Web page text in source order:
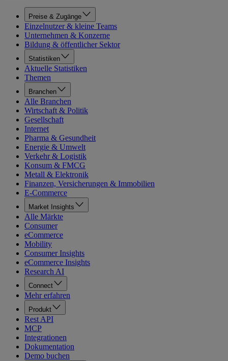
Preise & Zugänge
Einzelnutzer & kleine Teams
Unternehmen & Konzerne
Bildung & öffentlicher Sektor
Statistiken
Aktuelle Statistiken
Themen
Branchen
Alle Branchen
Wirtschaft & Politik
Gesellschaft
Internet
Pharma & Gesundheit
Energie & Umwelt
Verkehr & Logistik
Konsum & FMCG
Metall & Elektronik
Finanzen, Versicherungen & Immobilien
E-Commerce
Market Insights
Alle Märkte
Consumer
eCommerce
Mobility
Consumer Insights
eCommerce Insights
Research AI
Connect
Mehr erfahren
Produkt
Rest API
MCP
Integrationen
Dokumentation
Demo buchen